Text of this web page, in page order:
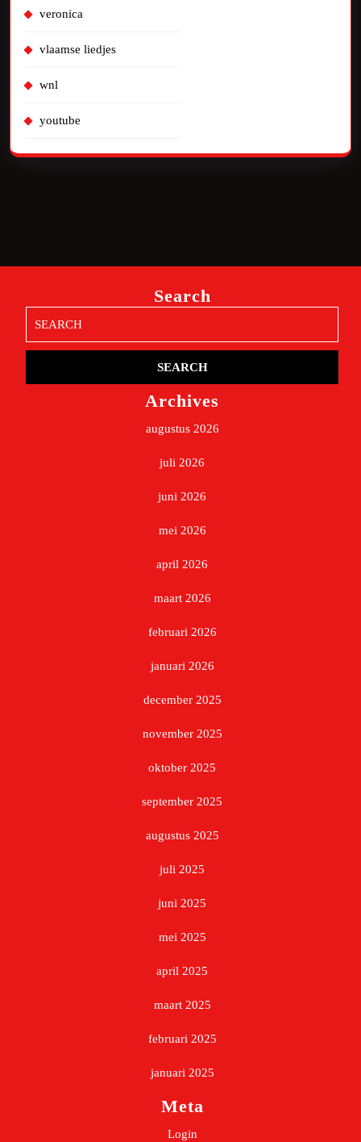
veronica
vlaamse liedjes
wnl
youtube
Search
for:
Archives
augustus 2026
juli 2026
juni 2026
mei 2026
april 2026
maart 2026
februari 2026
januari 2026
december 2025
november 2025
oktober 2025
september 2025
augustus 2025
juli 2025
juni 2025
mei 2025
april 2025
maart 2025
februari 2025
januari 2025
Meta
Login